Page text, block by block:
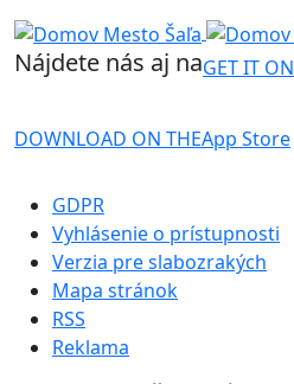
Nájdete nás aj naGET IT ON
DOWNLOAD ON THEApp Store
GDPR
Vyhlásenie o prístupnosti
Verzia pre slabozrakých
Mapa stránok
RSS
Reklama